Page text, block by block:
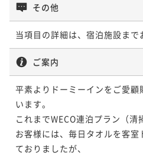
その他
当項目の詳細は、宿泊施設まで
ご案内
平素よりドーミーインをご愛
います。
これまでWECO連泊プラン（
お客様には、毎日タオルを客
ておりましたが、